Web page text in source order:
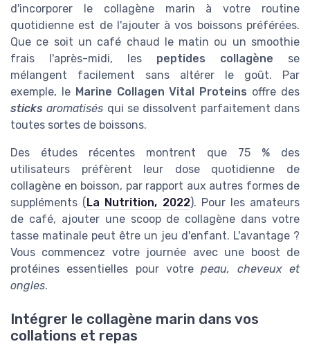
d'incorporer le collagène marin à votre routine
quotidienne est de l'ajouter à vos boissons préférées.
Que ce soit un café chaud le matin ou un smoothie
frais l'après-midi, les peptides collagène se
mélangent facilement sans altérer le goût. Par
exemple, le Marine Collagen Vital Proteins offre des
sticks aromatisés qui se dissolvent parfaitement dans
toutes sortes de boissons.
Des études récentes montrent que 75 % des
utilisateurs préfèrent leur dose quotidienne de
collagène en boisson, par rapport aux autres formes de
suppléments (La Nutrition, 2022). Pour les amateurs
de café, ajouter une scoopde collagène dans votre
tasse matinale peut être un jeu d'enfant. L'avantage ?
Vous commencez votre journée avec une boost de
protéines essentielles pour votrepeau, cheveux et
ongles.
Intégrer le collagène marin dans vos
collations et repas